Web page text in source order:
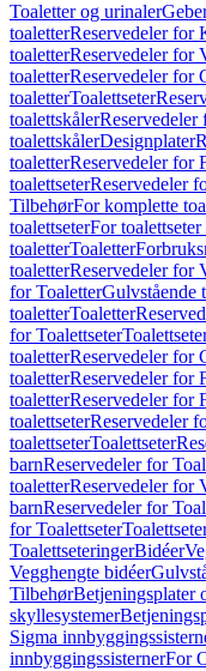
Toaletter og urinaler
toaletterReservedeler for
toaletterReservedeler for
toaletterReservedeler for
toaletterToalettseter
toalettskålerReservedeler
toalettskålerDesignplater
toaletterReservedeler for
toalettseterReservedeler
TilbehørFor komplette
toalettseterFor
toaletterToaletter
toaletterReservedeler for
for ToaletterGulvstående
toaletterToaletter
for Toalettseter
toaletterReservedeler for
toaletterReservedeler for
toaletterReservedeler for
toalettseterReservedeler
toalettseterToalettseter
barnReservedeler for
toaletterReservedeler for
barnReservedeler for
for Toalettseter
ToalettseteringerBidéer
Vegghengte bidéer
TilbehørBetjeningsplater
skyllesystemer
Sigma
innbyggingssisternerFor